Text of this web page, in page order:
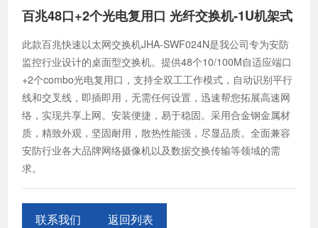
百兆48口+2个光电复用口 光纤交换机-1U机架式
此款百兆快速以太网交换机JHA-SWF024N是我公司专为安防
监控行业设计的桌面型交换机。提供48个10/100M自适应端口
+2个combo光电复用口，支持全双工工作模式，自动识别平行
线和交叉线，即插即用，无需任何设置，迅速帮您拓展高速网
络，实现共享上网。安装便捷，易于稳固。采用合金钢金属材
质，精致外观，坚固耐用，散热性能强，尽显品质。全面兼容
安防行业各大品牌网络摄像机以及数据交换传输等领域的需
求。
联系我们 返回列表